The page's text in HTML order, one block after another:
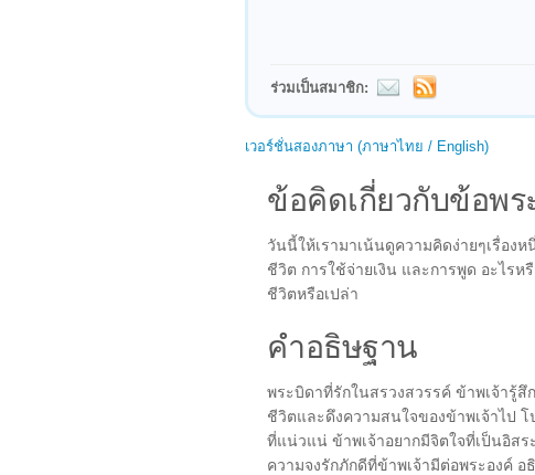
ร่วมเป็นสมาชิก:
เวอร์ชั่นสองภาษา (ภาษาไทย / English)
ข้อคิดเกี่ยวกับข้อพ
วันนี้ให้เรามาเน้นดูความคิดง่ายๆเรื่อง
ชีวิต การใช้จ่ายเงิน และการพูด อะไรห
ชีวิตหรือเปล่า
คำอธิษฐาน
พระบิดาที่รักในสรวงสวรรค์ ข้าพเจ้ารู้
ชีวิตและดึงความสนใจของข้าพเจ้าไป
ที่แน่วแน่ ข้าพเจ้าอยากมีจิตใจที่เป็นอิส
ความจงรักภักดีที่ข้าพเจ้ามีต่อพระองค์